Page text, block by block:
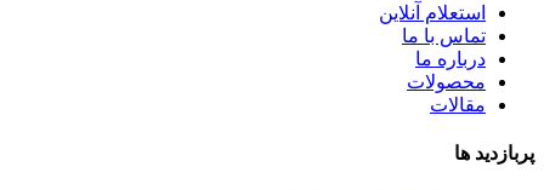
استعلام آنلاین
تماس با ما
درباره ما
محصولات
مقالات
پربازدید ها